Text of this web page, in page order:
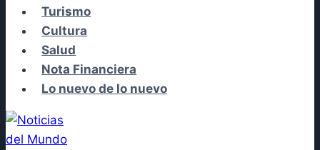
Turismo
Cultura
Salud
Nota Financiera
Lo nuevo de lo nuevo